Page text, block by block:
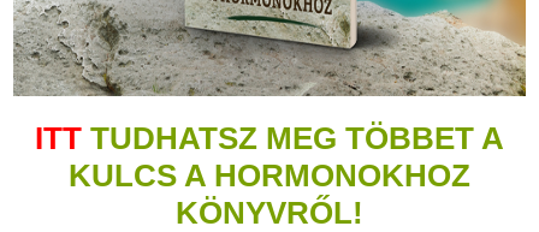
ITT TUDHATSZ MEG TÖBBET A
KULCS A HORMONOKHOZ
KÖNYVRŐL!